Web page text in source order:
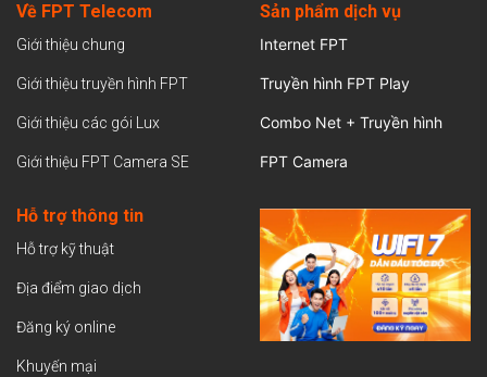
Về FPT Telecom
Giới thiệu chung
Giới thiệu truyền hình FPT
Giới thiệu các gói Lux
Giới thiệu FPT Camera SE
Sản phẩm dịch vụ
Internet FPT
Truyền hình FPT Play
Combo Net + Truyền hình
FPT Camera
Hỗ trợ thông tin
Hỗ trợ kỹ thuật
Địa điểm giao dịch
Đăng ký online
Khuyến mại